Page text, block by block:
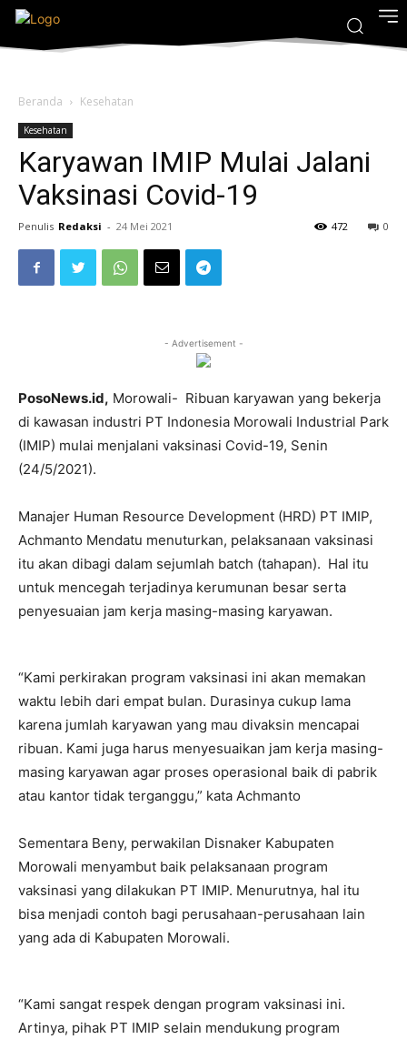
Beranda Kesehatan
Kesehatan
Karyawan IMIP Mulai Jalani
Vaksinasi Covid-19
Penulis Redaksi - 24 Mei 2021 0
472
- Advertisement -
PosoNews.id, Morowali- Ribuan karyawan yang bekerja
di kawasan industri PT Indonesia Morowali Industrial Park
(IMIP) mulai menjalani vaksinasi Covid-19, Senin
(24/5/2021).
Manajer Human Resource Development (HRD) PT IMIP,
Achmanto Mendatu menuturkan, pelaksanaan vaksinasi
itu akan dibagi dalam sejumlah batch (tahapan). Hal itu
untuk mencegah terjadinya kerumunan besar serta
penyesuaian jam kerja masing-masing karyawan.
“Kami perkirakan program vaksinasi ini akan memakan
waktu lebih dari empat bulan. Durasinya cukup lama
karena jumlah karyawan yang mau divaksin mencapai
ribuan. Kami juga harus menyesuaikan jam kerja masing-
masing karyawan agar proses operasional baik di pabrik
atau kantor tidak terganggu,” kata Achmanto
Sementara Beny, perwakilan Disnaker Kabupaten
Morowali menyambut baik pelaksanaan program
vaksinasi yang dilakukan PT IMIP. Menurutnya, hal itu
bisa menjadi contoh bagi perusahaan-perusahaan lain
yang ada di Kabupaten Morowali.
“Kami sangat respek dengan program vaksinasi ini.
Artinya, pihak PT IMIP selain mendukung program